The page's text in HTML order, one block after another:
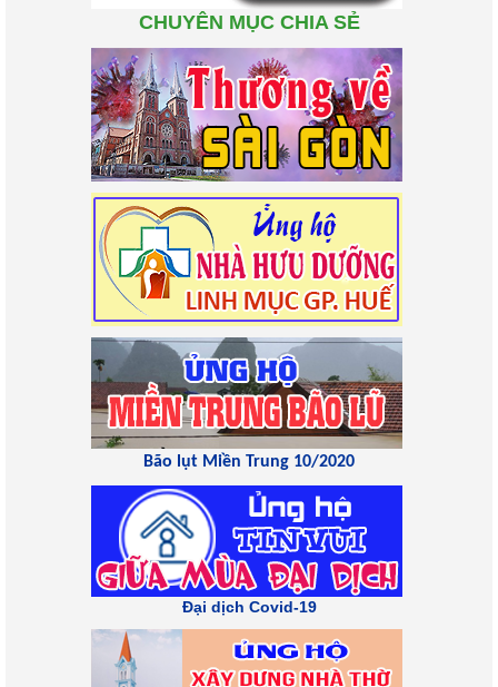
CHUYÊN MỤC CHIA SẺ
Bão lụt Miền Trung 10/2020
Đại dịch Covid-19